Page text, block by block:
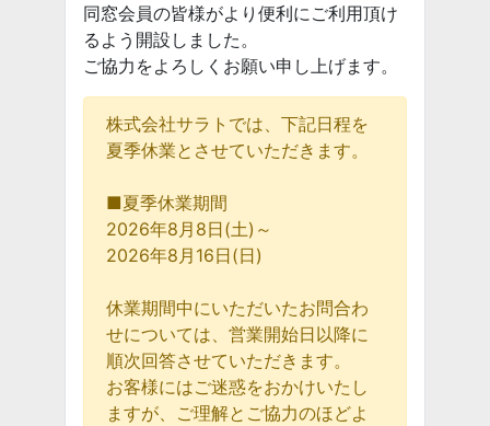
同窓会員の皆様がより便利にご利用頂け
るよう開設しました。
ご協力をよろしくお願い申し上げます。
株式会社サラトでは、下記日程を
夏季休業とさせていただきます。
■夏季休業期間
2026年8月8日(土)～
2026年8月16日(日)
休業期間中にいただいたお問合わ
せについては、営業開始日以降に
順次回答させていただきます。
お客様にはご迷惑をおかけいたし
ますが、ご理解とご協力のほどよ